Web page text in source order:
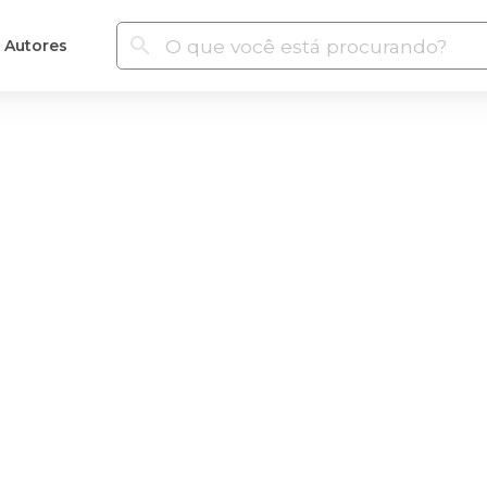
Autores